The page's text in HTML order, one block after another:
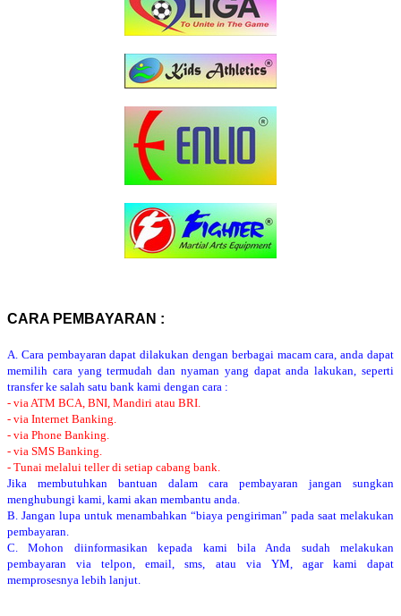
CARA PEMBAYARAN :
A. Cara pembayaran dapat dilakukan dengan berbagai macam cara, anda dapat
memilih cara yang termudah dan nyaman yang dapat anda lakukan, seperti
transfer ke salah satu bank kami dengan cara :
- via ATM BCA, BNI, Mandiri atau BRI.
- via Internet Banking.
- via Phone Banking.
- via SMS Banking.
- Tunai melalui teller di setiap cabang bank.
Jika membutuhkan bantuan dalam cara pembayaran jangan sungkan
menghubungi kami, kami akan membantu anda.
B. Jangan lupa untuk menambahkan “biaya pengiriman” pada saat melakukan
pembayaran.
C. Mohon diinformasikan kepada kami bila Anda sudah melakukan
pembayaran via telpon, email, sms, atau via YM, agar kami dapat
memprosesnya lebih lanjut.